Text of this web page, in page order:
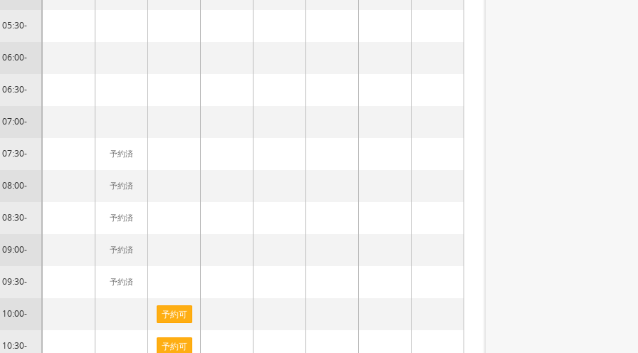
05:30-
06:00-
06:30-
07:00-
07:30-
08:00-
08:30-
09:00-
09:30-
10:00-
10:30-
予約済
予約済
予約済
予約済
予約済
予約可
予約可